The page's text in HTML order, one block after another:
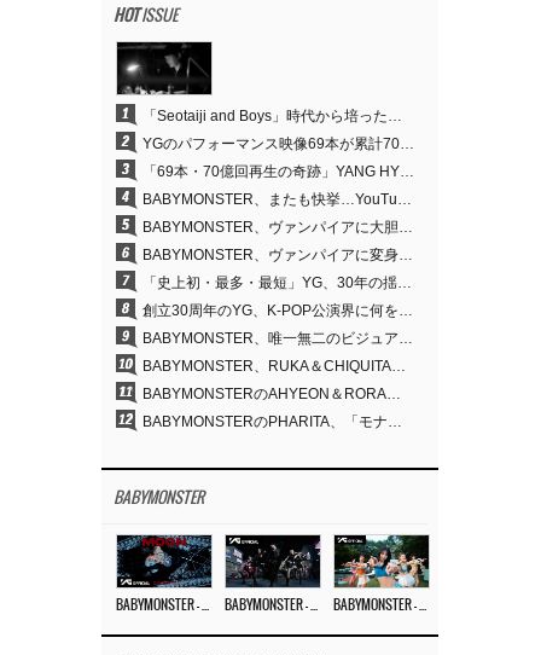
HOTISSUE
1 「Seotaiji and Boys」時代から培ったダンスDNA…YANG HYUN SUK、YGのパフォーマンスビデオ70億回再生の原点
2 YGのパフォーマンス映像69本が累計70億回再生…YANG HYUN SUKの制作哲学が実を結ぶ
3 「69本・70億回再生の奇跡」YANG HYUN SUK、YGのパフォーマンスビデオを100％自ら手掛けた理由
4 BABYMONSTER、またも快挙…YouTubeワールドワイドトレンドで1位に
5 BABYMONSTER、ヴァンパイアに大胆変身…YouTubeトレンド1位を獲得
6 BABYMONSTER、ヴァンパイアに変身…「MOON」で3か月にわたるプロジェクトを締めくくる
7 「史上初・最多・最短」YG、30年の揺るぎない信念が切り開いたK-POPツアーの新境地
8 創立30周年のYG、K-POP公演界に何を残したのか
9 BABYMONSTER、唯一無二のビジュアルと圧倒的な表現力…『MOON』
10 BABYMONSTER、RUKA＆CHIQUITAの「MOON」ビジュアルを公開…洗練されたカリスマ性・ユニークなビジュアル
11 BABYMONSTERのAHYEON＆RORA、ダークコンセプトを完璧に表現…「MOON」ビジュアルフォト公開
12 BABYMONSTERのPHARITA、「モナリザ眉」も完璧にものにする…ASAと放つ強烈なオーラ
BABYMONSTER